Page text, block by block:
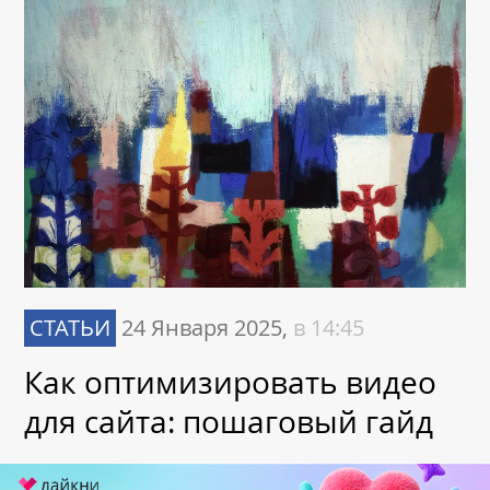
СТАТЬИ 24 Января 2025, в 14:45
Как оптимизировать видео
для сайта: пошаговый гайд